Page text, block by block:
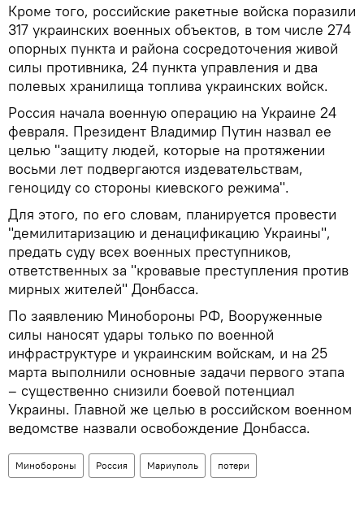
Кроме того, российские ракетные войска поразили
317 украинских военных объектов, в том числе 274
опорных пункта и района сосредоточения живой
силы противника, 24 пункта управления и два
полевых хранилища топлива украинских войск.
Россия начала военную операцию на Украине 24
февраля. Президент Владимир Путин назвал ее
целью "защиту людей, которые на протяжении
восьми лет подвергаются издевательствам,
геноциду со стороны киевского режима".
Для этого, по его словам, планируется провести
"демилитаризацию и денацификацию Украины",
предать суду всех военных преступников,
ответственных за "кровавые преступления против
мирных жителей" Донбасса.
По заявлению Минобороны РФ, Вооруженные
силы наносят удары только по военной
инфраструктуре и украинским войскам, и на 25
марта выполнили основные задачи первого этапа
– существенно снизили боевой потенциал
Украины. Главной же целью в российском военном
ведомстве назвали освобождение Донбасса.
Минобороны Россия Мариуполь потери